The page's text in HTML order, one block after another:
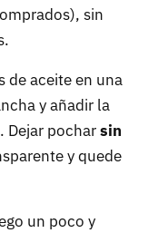
sin
de aceite en una
y añadir la
Dejar pocharsin
y quede
un poco y